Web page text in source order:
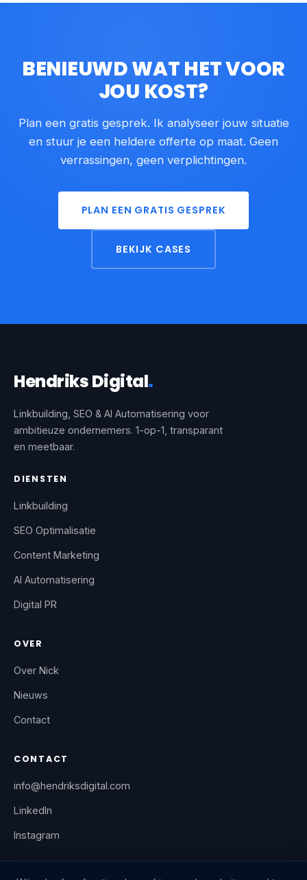
BENIEUWD WAT HET VOOR
JOU KOST?
Plan een gratis gesprek. Ik analyseer jouw situatie
en stuur je een heldere offerte op maat. Geen
verrassingen, geen verplichtingen.
PLAN EEN GRATIS GESPREK
BEKIJK CASES
Hendriks Digital.
Linkbuilding, SEO & AI Automatisering voor
ambitieuze ondernemers. 1-op-1, transparant
en meetbaar.
DIENSTEN
Linkbuilding
SEO Optimalisatie
Content Marketing
AI Automatisering
Digital PR
OVER
Over Nick
Nieuws
Contact
CONTACT
info@hendriksdigital.com
LinkedIn
Instagram